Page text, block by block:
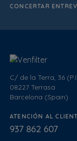
C/ de la Terra, 36
08227 Terrasa
Barcelona (Spain)
ATENCIÓN AL
937 862 607
CONCERTAR